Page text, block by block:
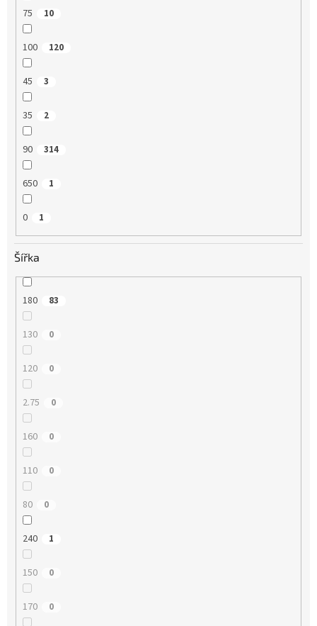
75 10
100 120
45 3
35 2
90 314
650 1
0 1
Šířka
180 83
130 0
120 0
2.75 0
160 0
110 0
80 0
240 1
150 0
170 0